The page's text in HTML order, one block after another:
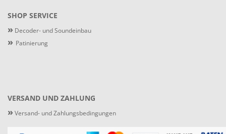
SHOP SERVICE
» Decoder- und Soundeinbau
» Patinierung
VERSAND UND ZAHLUNG
» Versand- und Zahlungsbedingungen